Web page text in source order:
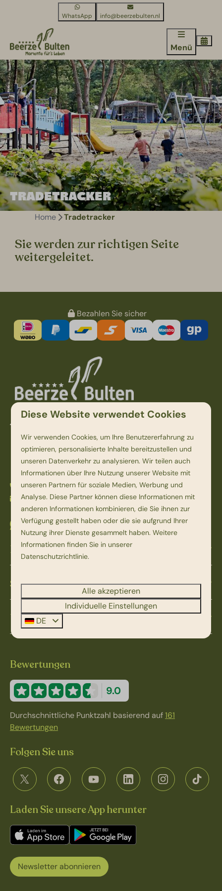
WhatsApp info@beerzebulten.nl
Menü
TRADETRACKER
Home Tradetracker
Sie werden zur richtigen Seite
weitergeleitet.
Bezahlen Sie sicher
7736 PK Beerze
Overijssel
Nederland
+31 523 251 398
info@beerzebulten.nl
Senden Sie uns eine Whatsapp-Nachricht
Informationen
Service & Kontakt
Über Beerze Bulten
Bewertungen
9.0
Durchschnittliche Punktzahl basierend auf161
Bewertungen
Folgen Sie uns
Laden Sie unsere App herunter
Newsletter abonnieren
Diese Website verwendet Cookies
Wir verwenden Cookies, um Ihre Benutzererfahrung zu
optimieren, personalisierte Inhalte bereitzustellen und
unseren Datenverkehr zu analysieren. Wir teilen auch
Informationen über Ihre Nutzung unserer Website mit
unseren Partnern für soziale Medien, Werbung und
Analyse. Diese Partner können diese Informationen mit
anderen Informationen kombinieren, die Sie ihnen zur
Verfügung gestellt haben oder die sie aufgrund Ihrer
Nutzung ihrer Dienste gesammelt haben. Weitere
Informationen finden Sie in unserer
Datenschutzrichtlinie.
Alle akzeptieren
Individuelle Einstellungen
DE